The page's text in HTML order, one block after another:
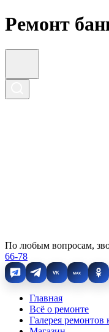
Ремонт
По любым вопросам,
66-78
VK MAX
Главная
Всё о ремонте
Галерея ремонтов